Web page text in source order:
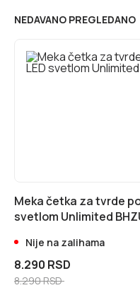
NEDAVANO PREGLEDANO
Meka četka za tvrde
svetlom Unlimited
Nije na zalihama
8.290 RSD
8.290 RSD